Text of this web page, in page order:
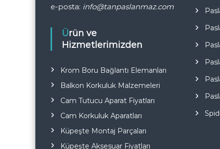
e-posta: info@tanpaslanmaz.com
Ürün ve
Hizmetlerimizden
Krom Boru Bağlantı Elemanları
Balkon Korkuluk Malzemeleri
Cam Tutucu Aparat Fiyatları
Cam Korkuluk Aparatları
Küpeşte Montaj Parçaları
Küpeşte Aksesuar Fiyatları